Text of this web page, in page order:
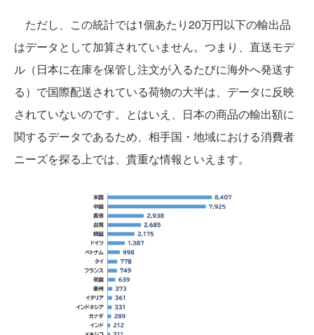
ただし、この統計では1個あたり20万円以下の輸出品
はデータとして加算されていません。つまり、直送モデ
ル（日本に在庫を保管し注文が入るたびに海外へ発送す
る）で国際配送されている荷物の大半は、データに反映
されていないのです。とはいえ、日本の商品の輸出額に
関するデータであるため、相手国・地域における消費者
ニーズを探る上では、貴重な情報といえます。